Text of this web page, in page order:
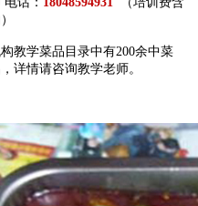
教学菜品目录中有200余中菜
详情请咨询教学老师。